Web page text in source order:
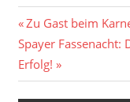
Vorheriger
Beitrag:
Zu Gast beim
Nächster
Beitrag:
Spayer
Erfolg!